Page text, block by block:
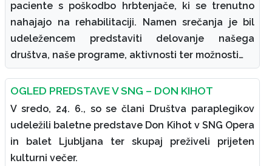
paciente s poškodbo hrbtenjače, ki se trenutno
nahajajo na rehabilitaciji. Namen srečanja je bil
udeležencem predstaviti delovanje našega
društva, naše programe, aktivnosti ter možnosti…
OGLED PREDSTAVE V SNG – DON KIHOT
V sredo, 24. 6., so se člani Društva paraplegikov
udeležili baletne predstave Don Kihot v SNG Opera
in balet Ljubljana ter skupaj preživeli prijeten
kulturni večer.